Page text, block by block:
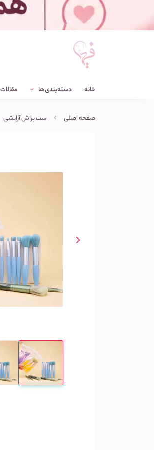
خانه دسته‌بندی‌ها مقالات
صفحه اصلی ست براش آرایشی